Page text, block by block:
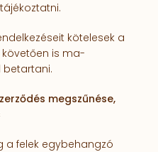
kötelesek a
követően is ma­
betartani.
megszűnése,
a felek egybehangzó